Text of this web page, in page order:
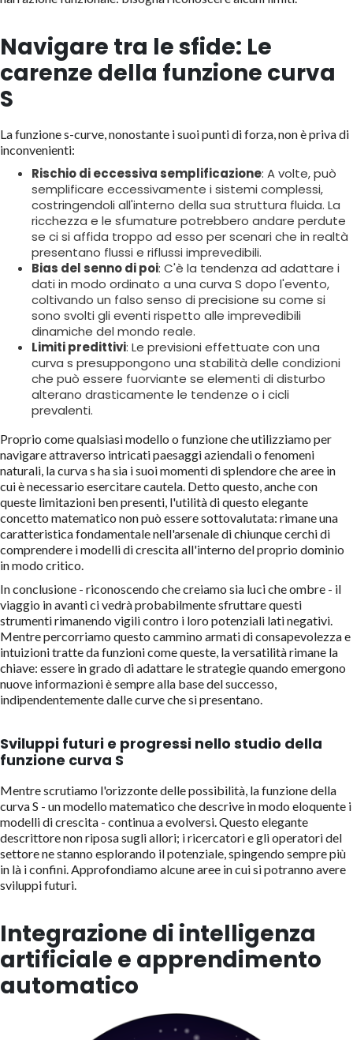
Navigare tra le sfide: Le
carenze della funzione curva
S
La funzione s-curve, nonostante i suoi punti di forza, non è priva di
inconvenienti:
Rischio di eccessiva semplificazione: A volte, può
semplificare eccessivamente i sistemi complessi,
costringendoli all'interno della sua struttura fluida. La
ricchezza e le sfumature potrebbero andare perdute
se ci si affida troppo ad esso per scenari che in realtà
presentano flussi e riflussi imprevedibili.
Bias del senno di poi: C'è la tendenza ad adattare i
dati in modo ordinato a una curva S dopo l'evento,
coltivando un falso senso di precisione su come si
sono svolti gli eventi rispetto alle imprevedibili
dinamiche del mondo reale.
Limiti predittivi: Le previsioni effettuate con una
curva s presuppongono una stabilità delle condizioni
che può essere fuorviante se elementi di disturbo
alterano drasticamente le tendenze o i cicli
prevalenti.
Proprio come qualsiasi modello o funzione che utilizziamo per
navigare attraverso intricati paesaggi aziendali o fenomeni
naturali, la curva s ha sia i suoi momenti di splendore che aree in
cui è necessario esercitare cautela. Detto questo, anche con
queste limitazioni ben presenti, l'utilità di questo elegante
concetto matematico non può essere sottovalutata: rimane una
caratteristica fondamentale nell'arsenale di chiunque cerchi di
comprendere i modelli di crescita all'interno del proprio dominio
in modo critico.
In conclusione - riconoscendo che creiamo sia luci che ombre - il
viaggio in avanti ci vedrà probabilmente sfruttare questi
strumenti rimanendo vigili contro i loro potenziali lati negativi.
Mentre percorriamo questo cammino armati di consapevolezza e
intuizioni tratte da funzioni come queste, la versatilità rimane la
chiave: essere in grado di adattare le strategie quando emergono
nuove informazioni è sempre alla base del successo,
indipendentemente dalle curve che si presentano.
Sviluppi futuri e progressi nello studio della
funzione curva S
Mentre scrutiamo l'orizzonte delle possibilità, la funzione della
curva S - un modello matematico che descrive in modo eloquente i
modelli di crescita - continua a evolversi. Questo elegante
descrittore non riposa sugli allori; i ricercatori e gli operatori del
settore ne stanno esplorando il potenziale, spingendo sempre più
in là i confini. Approfondiamo alcune aree in cui si potranno avere
sviluppi futuri.
Integrazione di intelligenza
artificiale e apprendimento
automatico